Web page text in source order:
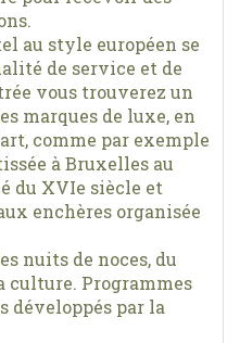
au style européen se
de service et de
vous trouverez un
marques de luxe, en
comme par exemple
à Bruxelles au
du XVIe siècle et
enchères organisée
nuits de noces, du
culture. Programmes
développés par la